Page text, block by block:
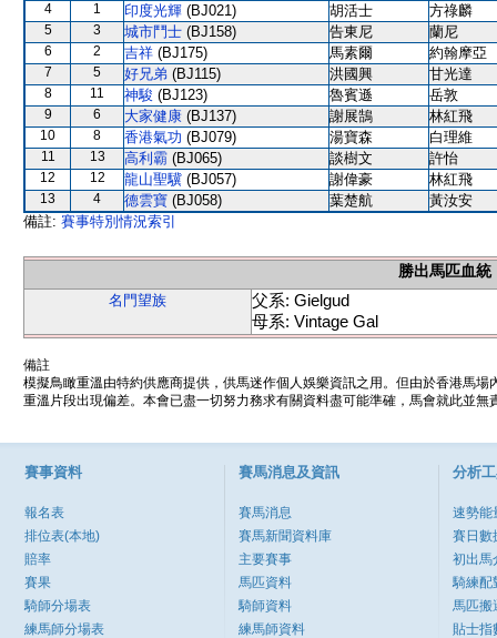
4 1 印度光輝 (BJ021) 胡活士 方祿麟
5 3 城市鬥士 (BJ158) 告東尼 蘭尼
6 2 吉祥 (BJ175) 馬素爾 約翰摩亞
7 5 好兄弟 (BJ115) 洪國興 甘光達
8 11 神駿 (BJ123) 魯賓遜 岳敦
9 6 大家健康 (BJ137) 謝展鵠 林紅飛
10 8 香港氣功 (BJ079) 湯寶森 白理維
11 13 高利霸 (BJ065) 談樹文 許怡
12 12 龍山聖驥 (BJ057) 謝偉豪 林紅飛
13 4 德雲寶 (BJ058) 葉楚航
黃汝安
備註: 賽事特別情況索引
勝出馬匹血統
名門望族
父系: Gielgud
母系: Vintage Gal
備註
模擬鳥瞰重溫由特約供應商提供，供馬迷作個人娛樂資訊之用。但由於香港馬
重溫片段出現偏差。本會已盡一切努力務求有關資料盡可能準確，馬會就此並
賽事資料
報名表
排位表(本地)
賠率
賽果
騎師分場表
練馬師分場表
賽馬消息及資訊
賽馬消息
賽馬新聞資料庫
主要賽事
馬匹資料
騎師資料
練馬師資料
分析
速勢能
賽日數
初出馬
騎練配
馬匹搬
貼士指